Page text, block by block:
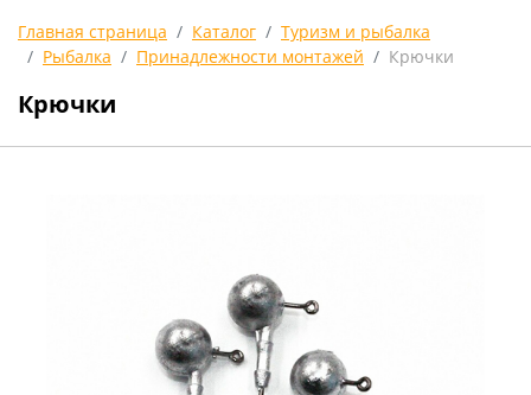
Главная страница Каталог
Туризм и рыбалка
Рыбалка
Принадлежности монтажей Крючки
Крючки